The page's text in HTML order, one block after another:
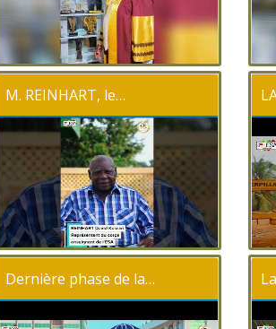
M. REINHART, le…
Dernière phase de la…